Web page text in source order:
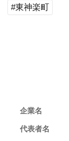
#東神楽町
企業名
代表者名